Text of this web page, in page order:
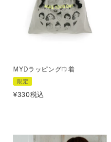
MYDラッピング巾着
限定
¥330税込